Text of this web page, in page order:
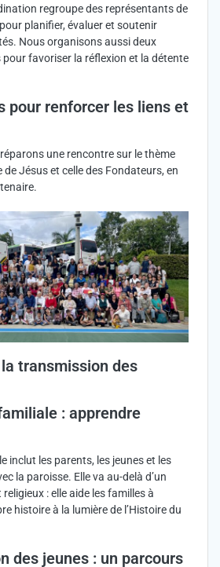
regroupe des représentants de
planifier, évaluer et soutenir
Nous organisons aussi deux
favoriser la réflexion et la détente
pour renforcer les liens et
une rencontre sur le thème
de Jésus et celle des Fondateurs, en
transmission des
: apprendre
inclut les parents, les jeunes et les
la paroisse. Elle va au-delà d’un
: elle aide les familles à
histoire à la lumière de l’Histoire du
des jeunes : un parcours